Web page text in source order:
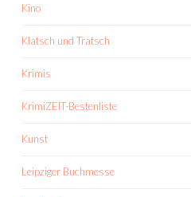
Kino
Klatsch und Tratsch
Krimis
KrimiZEIT-Bestenliste
Kunst
Leipziger Buchmesse